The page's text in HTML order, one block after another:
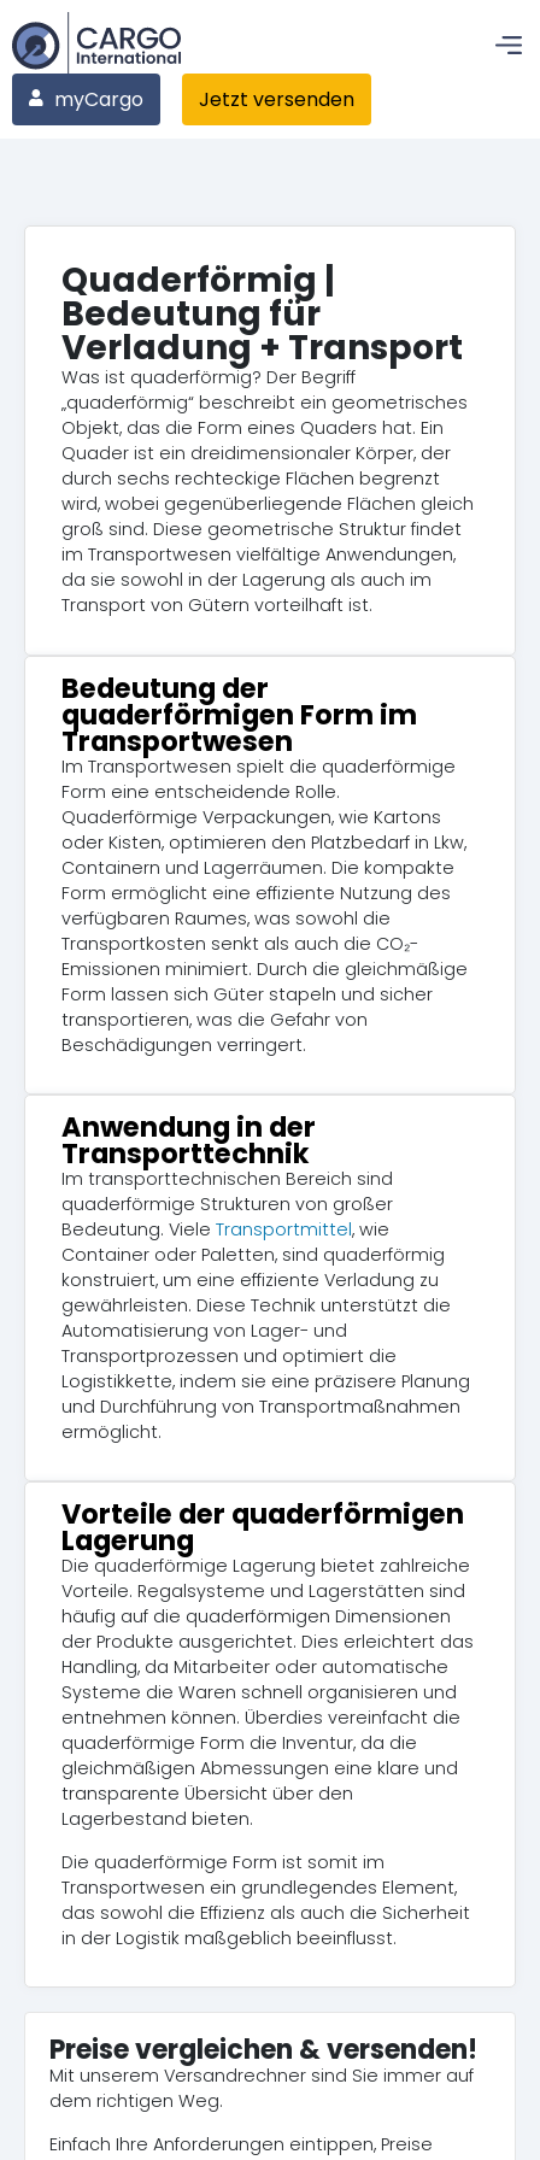
myCargo Jetzt versenden
Quaderförmig |
Bedeutung für
Verladung + Transport
Was ist quaderförmig? Der Begriff
„quaderförmig“ beschreibt ein geometrisches
Objekt, das die Form eines Quaders hat. Ein
Quader ist ein dreidimensionaler Körper, der
durch sechs rechteckige Flächen begrenzt
wird, wobei gegenüberliegende Flächen gleich
groß sind. Diese geometrische Struktur findet
im Transportwesen vielfältige Anwendungen,
da sie sowohl in der Lagerung als auch im
Transport von Gütern vorteilhaft ist.
Bedeutung der
quaderförmigen Form im
Transportwesen
Im Transportwesen spielt die quaderförmige
Form eine entscheidende Rolle.
Quaderförmige Verpackungen, wie Kartons
oder Kisten, optimieren den Platzbedarf in Lkw,
Containern und Lagerräumen. Die kompakte
Form ermöglicht eine effiziente Nutzung des
verfügbaren Raumes, was sowohl die
Transportkosten senkt als auch die CO₂-
Emissionen minimiert. Durch die gleichmäßige
Form lassen sich Güter stapeln und sicher
transportieren, was die Gefahr von
Beschädigungen verringert.
Anwendung in der
Transporttechnik
Im transporttechnischen Bereich sind
quaderförmige Strukturen von großer
Bedeutung. Viele Transportmittel, wie
Container oder Paletten, sind quaderförmig
konstruiert, um eine effiziente Verladung zu
gewährleisten. Diese Technik unterstützt die
Automatisierung von Lager- und
Transportprozessen und optimiert die
Logistikkette, indem sie eine präzisere Planung
und Durchführung von Transportmaßnahmen
ermöglicht.
Vorteile der quaderförmigen
Lagerung
Die quaderförmige Lagerung bietet zahlreiche
Vorteile. Regalsysteme und Lagerstätten sind
häufig auf die quaderförmigen Dimensionen
der Produkte ausgerichtet. Dies erleichtert das
Handling, da Mitarbeiter oder automatische
Systeme die Waren schnell organisieren und
entnehmen können. Überdies vereinfacht die
quaderförmige Form die Inventur, da die
gleichmäßigen Abmessungen eine klare und
transparente Übersicht über den
Lagerbestand bieten.
Die quaderförmige Form ist somit im
Transportwesen ein grundlegendes Element,
das sowohl die Effizienz als auch die Sicherheit
in der Logistik maßgeblich beeinflusst.
Preise vergleichen & versenden!
Mit unserem Versandrechner sind Sie immer auf
dem richtigen Weg.
Einfach Ihre Anforderungen eintippen, Preise